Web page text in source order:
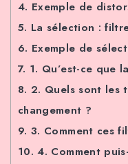
4. Exemple de
5. La sélection :
6. Exemple de
7. 1. Qu’est-ce que
8. 2. Quels sont les
changement ?
9. 3. Comment ces
10. 4. Comment